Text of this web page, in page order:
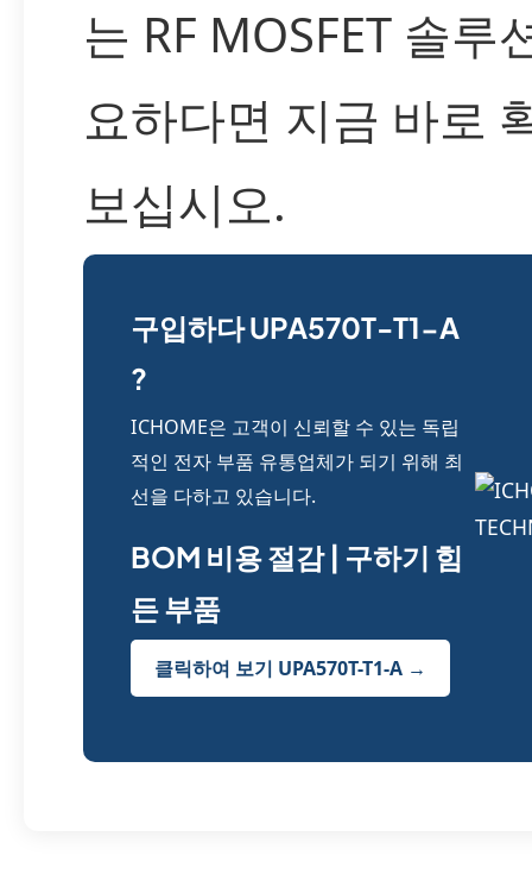
는 RF MOSFET 솔루
요하다면 지금 바로
보십시오.
구입하다 UPA570T-T1-A
?
ICHOME은 고객이 신뢰할 수 있는 독립
적인 전자 부품 유통업체가 되기 위해 최
선을 다하고 있습니다.
BOM 비용 절감 | 구하기 힘
든 부품
클릭하여 보기 UPA570T-T1-A →